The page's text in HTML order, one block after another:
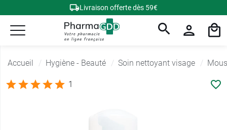
Livraison offerte dès 59€
Accueil Hygiène - Beauté Soin nettoyant visage
1